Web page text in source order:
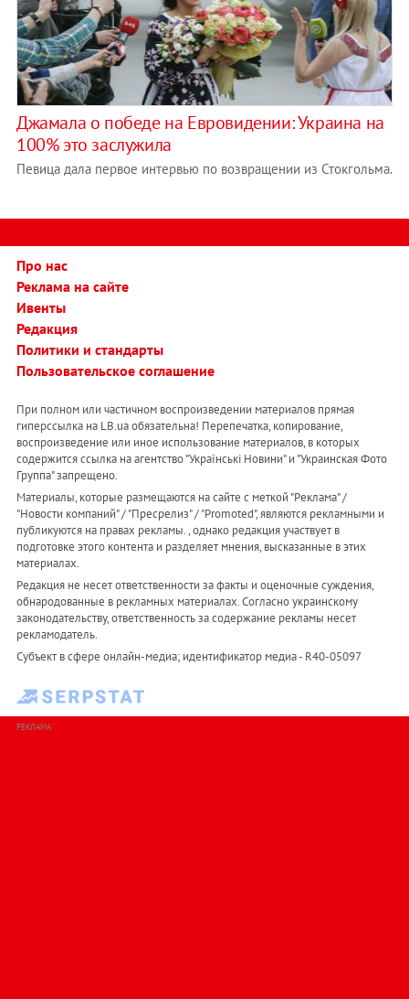
Джамала о победе на Евровидении: Украина на
100% это заслужила
Певица дала первое интервью по возвращении из Стокгольма.
Про нас
Реклама на сайте
Ивенты
Редакция
Политики и стандарты
Пользовательское соглашение
При полном или частичном воспроизведении материалов прямая
гиперссылка на LB.ua обязательна! Перепечатка, копирование,
воспроизведение или иное использование материалов, в которых
содержится ссылка на агентство "Українськi Новини" и "Украинская Фото
Группа" запрещено.
Материалы, которые размещаются на сайте с меткой "Реклама" /
"Новости компаний" / "Пресрелиз" / "Promoted", являются рекламными и
публикуются на правах рекламы. , однако редакция участвует в
подготовке этого контента и разделяет мнения, высказанные в этих
материалах.
Редакция не несет ответственности за факты и оценочные суждения,
обнародованные в рекламных материалах. Согласно украинскому
законодательству, ответственность за содержание рекламы несет
рекламодатель.
Субъект в сфере онлайн-медиа; идентификатор медиа - R40-05097
РЕКЛАМА